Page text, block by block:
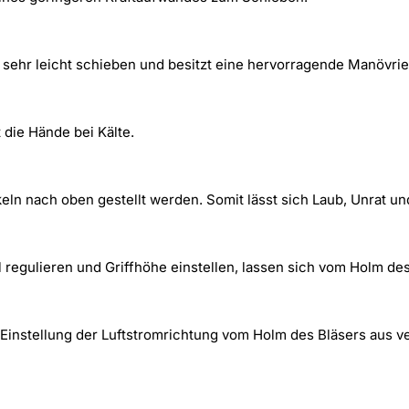
leicht schieben und besitzt eine hervorragende
Hände bei Kälte.
nach oben gestellt werden. Somit lässt sich Laub, Unrat
und Griffhöhe einstellen, lassen sich vom Holm
der Luftstromrichtung vom Holm des Bläsers aus